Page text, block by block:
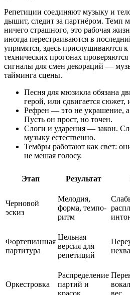
Репетиции соединяют музыку и
дышит, следит за партнёром. Темп
ничего страшного, это рабочая
иногда перестраиваются в
упрямятся, здесь прислушиваются
технических прогонах
сигналы для смен декораций —
тайминга сцены.
Песня для мюзикла обязана
герой, или сдвигается сюжет,
Рефрен — это не украшение,
Пусть он прост, но точен.
Слоги и ударения — закон.
музыку естественно.
Тембры работают как свет:
не мешая голосу.
Этап Результат
Черновой
эскиз
Мелодия,
форма, темпо-
ритм
Фортепианная
партитура
Цельная
версия для
репетиций
Оркестровка
Распределение
партий и